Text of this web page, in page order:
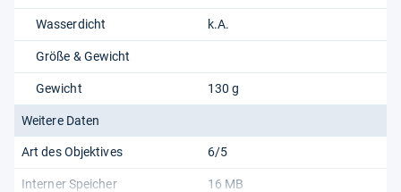
Wasserdicht k.A.
Größe & Gewicht
Gewicht 130 g
Weitere Daten
Art des Objektives 6/5
Interner Speicher 16 MB